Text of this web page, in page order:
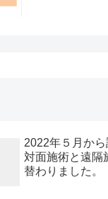
2022年５月か
対面施術と遠隔
替わりました。